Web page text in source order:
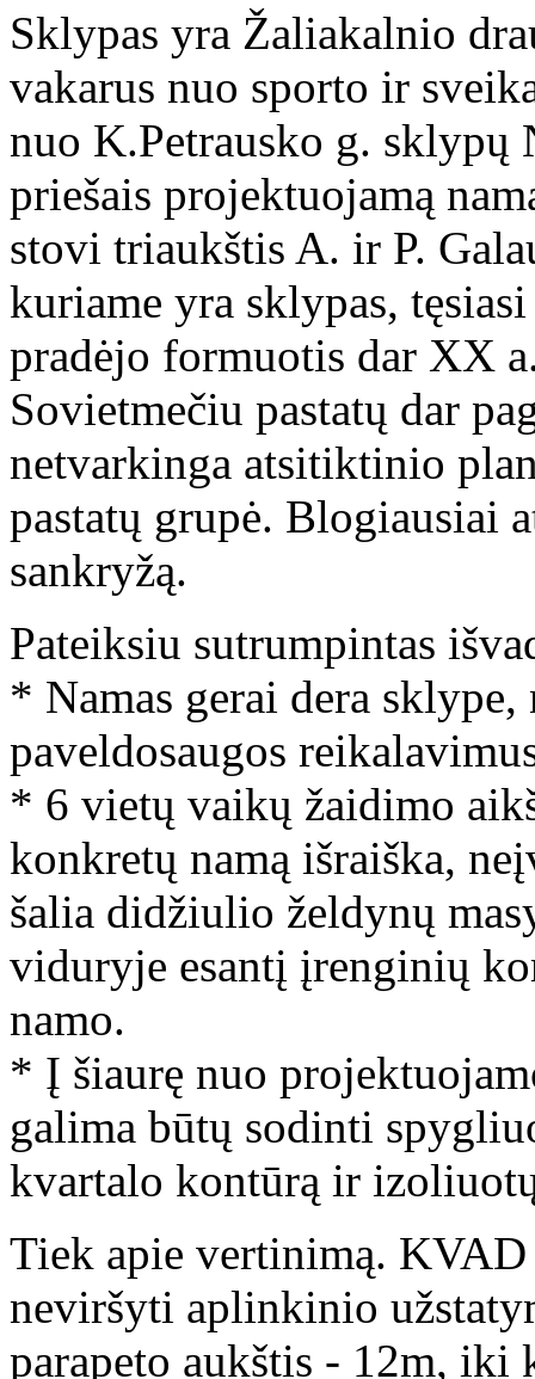
Sklypas yra Žaliakalnio
vakarus nuo sporto ir
nuo K.Petrausko g. sklypų
priešais projektuojamą
stovi triaukštis A. ir P.
kuriame yra sklypas,
pradėjo formuotis dar XX
Sovietmečiu pastatų dar
netvarkinga atsitiktinio
pastatų grupė. Blogiausiai
sankryžą.
Pateiksiu sutrumpintas
* Namas gerai dera
paveldosaugos
* 6 vietų vaikų žaidimo
konkretų namą išraiška,
šalia didžiulio želdynų
viduryje esantį įrenginių
namo.
* Į šiaurę nuo
galima būtų sodinti
kvartalo kontūrą ir
Tiek apie vertinimą. KVAD
neviršyti aplinkinio
parapeto aukštis - 12m, iki